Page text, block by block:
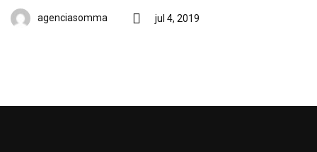
agenciasomma jul 4, 2019